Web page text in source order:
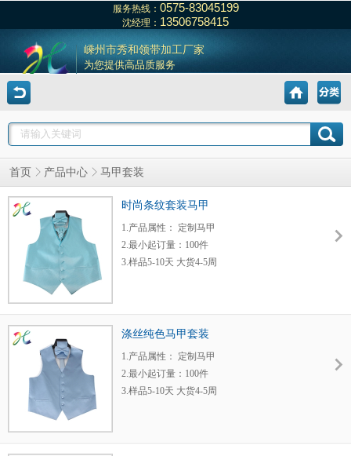
服务热线： 0575-83045199
沈经理： 13506758415
嵊州市秀和领带加工厂家
为您提供高品质服务
首页 产品中心 马甲套装
时尚条纹套装马甲
1.产品属性： 定制马甲
2.最小起订量：100件
3.样品5-10天 大货4-5周
6.工厂价格，质量保证
涤丝纯色马甲套装
1.产品属性： 定制马甲
2.最小起订量：100件
3.样品5-10天 大货4-5周
6.工厂价格，质量保证